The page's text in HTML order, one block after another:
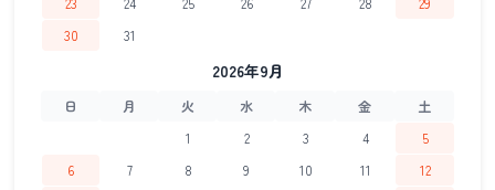
30
31
2026年9月
日 月 火 水 木 金
土
1
2 3 4
5
6
7 8 9 10 11
12